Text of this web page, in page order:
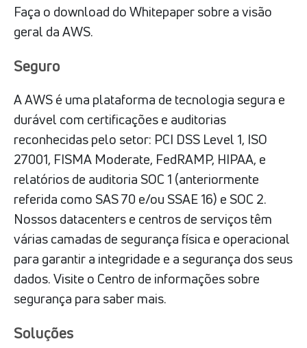
Faça o download do Whitepaper sobre a visão
geral da AWS.
Seguro
A AWS é uma plataforma de tecnologia segura e
durável com certificações e auditorias
reconhecidas pelo setor: PCI DSS Level 1, ISO
27001, FISMA Moderate, FedRAMP, HIPAA, e
relatórios de auditoria SOC 1 (anteriormente
referida como SAS 70 e/ou SSAE 16) e SOC 2.
Nossos datacenters e centros de serviços têm
várias camadas de segurança física e operacional
para garantir a integridade e a segurança dos seus
dados. Visite o Centro de informações sobre
segurança para saber mais.
Soluções